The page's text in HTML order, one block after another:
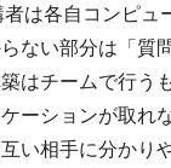
は各自コンピュ
ない部分は「質
はチームで行う
ーションが取れ
い相手に分かり